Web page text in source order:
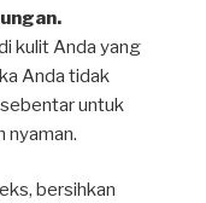
kulit Anda yang
Anda tidak
untuk
nyaman.
bersihkan